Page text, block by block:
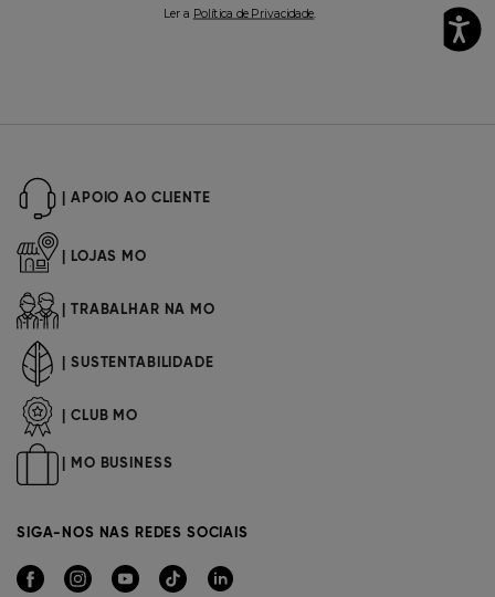
| APOIO AO CLIENTE
| LOJAS MO
| TRABALHAR NA MO
| SUSTENTABILIDADE
| CLUB MO
| MO BUSINESS
SIGA-NOS NAS REDES SOCIAIS